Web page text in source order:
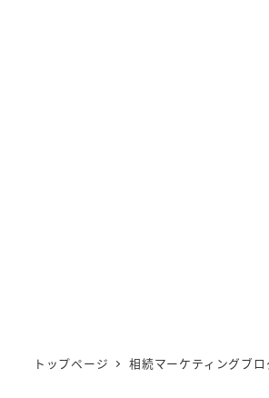
トップページ 相続マーケティングブロ